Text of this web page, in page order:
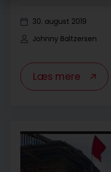
30. august 2019
Johnny Baltzersen
Læs mere